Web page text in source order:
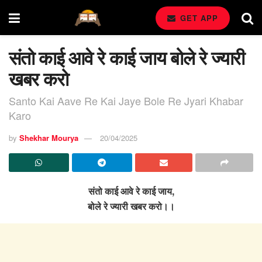
GET APP
संतो काई आवे रे काई जाय बोले रे ज्यारी
खबर करो
Santo Kai Aave Re Kai Jaye Bole Re Jyari Khabar
Karo
by Shekhar Mourya 20/04/2025
संतो काई आवे रे काई जाय,
बोले रे ज्यारी खबर करो।।